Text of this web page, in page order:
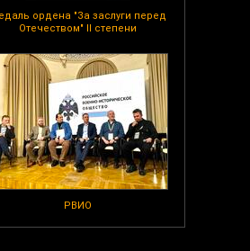
ордена "За заслуги перед
Отечеством" II степени
РВИО